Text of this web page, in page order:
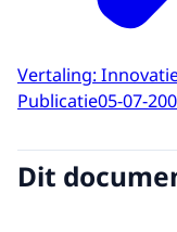
Vertaling:
Publicatie05-07-
Dit